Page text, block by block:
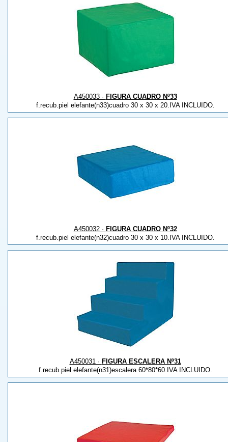
A450033 · FIGURA CUADRO Nº33
f.recub.piel elefante(n33)cuadro 30 x 30 x 20.IVA INCLUIDO.
A450032 · FIGURA CUADRO Nº32
f.recub.piel elefante(n32)cuadro 30 x 30 x 10.IVA INCLUIDO.
A450031 · FIGURA ESCALERA Nº31
f.recub.piel elefante(n31)escalera 60*80*60.IVA INCLUIDO.